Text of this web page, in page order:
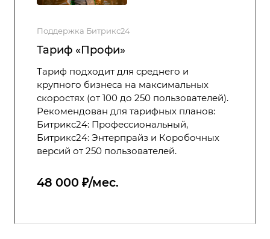
Поддержка Битрикс24
Тариф «Профи»
Тариф подходит для среднего и
крупного бизнеса на максимальных
скоростях (от 100 до 250 пользователей).
Рекомендован для тарифных планов:
Битрикс24: Профессиональный,
Битрикс24: Энтерпрайз и Коробочных
версий от 250 пользователей.
48 000 ₽/мес.